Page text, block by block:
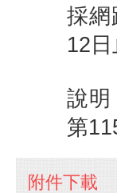
採網
12日
說明
第
附件下載